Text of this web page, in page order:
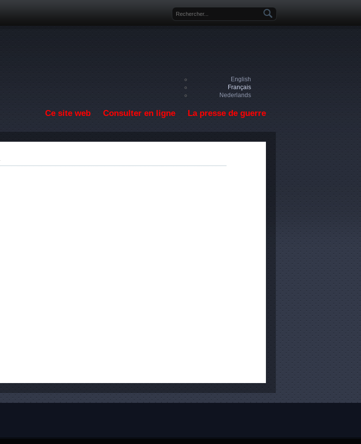
Formulaire de recherche
English
Français
Nederlands
Ce site web Consulter en ligne La presse de guerre